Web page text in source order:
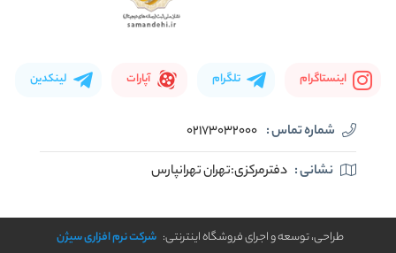
اینستاگرام تلگرام آپارات لینکدین
شماره تماس : 02173032000
نشانی : دفترمرکزی:تهران تهرانپارس
طراحی، توسعه و اجرای فروشگاه اینترنتی: شرکت نرم افزاری سیژن